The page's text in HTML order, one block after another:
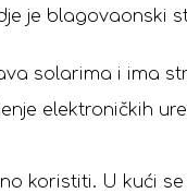
je blagovaonski
solarima i ima
elektroničkih
koristiti. U kući